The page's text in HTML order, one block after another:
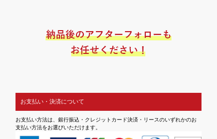
お支払い・決済について
お支払い方法は、銀行振込・クレジットカード決済・リースのいずれかのお
支払い方法をお選びいただけます。